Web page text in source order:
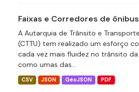
Faixas e Corredores de ônibus
A Autarquia de Trânsito e
(CTTU) tem realizado um esforço
cada vez mais fluidez no trânsito
como umas das...
CSV JSON GeoJSON PDF